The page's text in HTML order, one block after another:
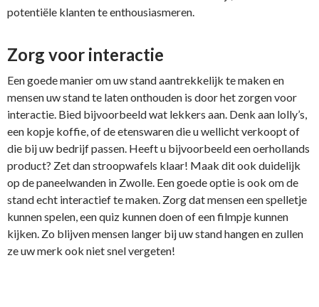
potentiële klanten te enthousiasmeren.
Zorg voor interactie
Een goede manier om uw stand aantrekkelijk te maken en
mensen uw stand te laten onthouden is door het zorgen voor
interactie. Bied bijvoorbeeld wat lekkers aan. Denk aan lolly’s,
een kopje koffie, of de etenswaren die u wellicht verkoopt of
die bij uw bedrijf passen. Heeft u bijvoorbeeld een oerhollands
product? Zet dan stroopwafels klaar! Maak dit ook duidelijk
op de paneelwanden in Zwolle. Een goede optie is ook om de
stand echt interactief te maken. Zorg dat mensen een spelletje
kunnen spelen, een quiz kunnen doen of een filmpje kunnen
kijken. Zo blijven mensen langer bij uw stand hangen en zullen
ze uw merk ook niet snel vergeten!